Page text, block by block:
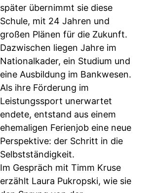
später übernimmt sie diese
Schule, mit 24 Jahren und
großen Plänen für die Zukunft.
Dazwischen liegen Jahre im
Nationalkader, ein Studium und
eine Ausbildung im Bankwesen.
Als ihre Förderung im
Leistungssport unerwartet
endete, entstand aus einem
ehemaligen Ferienjob eine neue
Perspektive: der Schritt in die
Selbstständigkeit.
Im Gespräch mit Timm Kruse
erzählt Laura Pukropski, wie sie